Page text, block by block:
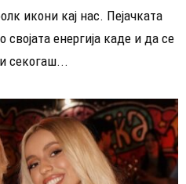
икони кај нас. Пејачката
енергија каде и да се
секогаш...